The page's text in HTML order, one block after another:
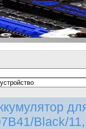
Black/